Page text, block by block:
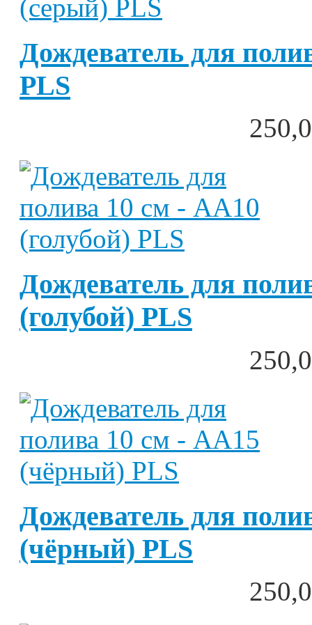
Дождеватель для
PLS
Дождеватель для
(голубой) PLS
Дождеватель для
(чёрный) PLS